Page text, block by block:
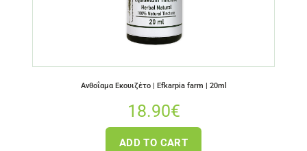
Ανθοΐαμα Εκουιζέτο | Efkarpia farm | 20ml
18.90€
ADD TO CART